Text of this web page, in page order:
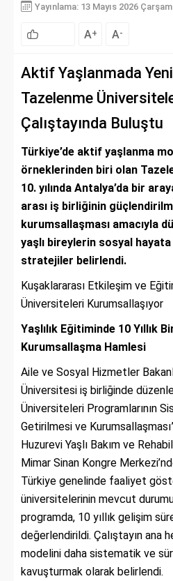
Yayınlama: 13 Mayıs 2026
A+ A-
Aktif Yaşlanmada
Tazelenme
Çalıştayında Buluştu
Türkiye’de aktif yaşlanma
örneklerinden biri olan
10. yılında Antalya’da bir
arası iş birliğinin
kurumsallaşması amacıyla
yaşlı bireylerin sosyal hayata
stratejiler belirlendi.
Kuşaklararası Etkileşim ve
Üniversiteleri Kurumsallaşıyor
Yaşlılık Eğitiminde 10 Yıllık
Kurumsallaşma Hamlesi
Aile ve Sosyal Hizmetler
Üniversitesi iş birliğinde
Üniversiteleri Programlarının
Getirilmesi ve
Huzurevi Yaşlı Bakım ve
Mimar Sinan Kongre
Türkiye genelinde faaliyet
üniversitelerinin mevcut
programda, 10 yıllık gelişim
değerlendirildi. Çalıştayın ana
modelini daha sistematik ve
kavuşturmak olarak belirlendi.